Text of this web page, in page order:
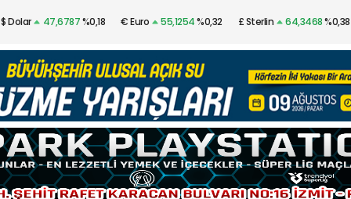
$ Dolar 47,6787%0,18 € Euro 55,1254%0,32 £ Sterlin 64,3468%0,38